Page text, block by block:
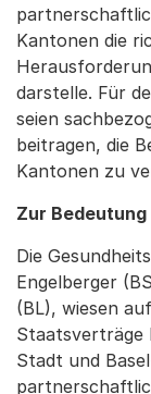
Kantonen die
darstelle. Für
seien
beitragen, die
Kantonen zu
Zur
Die
Engelberger
(BL), wiesen
Staatsverträge
Stadt und